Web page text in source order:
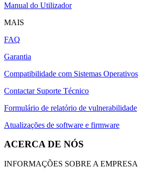
Manual do Utilizador
MAIS
FAQ
Garantia
Compatibilidade com Sistemas Operativos
Contactar Suporte Técnico
Formulário de relatório de vulnerabilidade
Atualizações de software e firmware
ACERCA DE NÓS
INFORMAÇÕES SOBRE A EMPRESA